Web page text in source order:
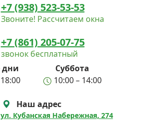
+7 (938) 523-53-53
Звоните! Рассчитаем окна
+7 (861) 205-07-75
звонок бесплатный
дни
Суббота
10:00 – 14:00
Наш адрес
Кубанская Набережная, 274